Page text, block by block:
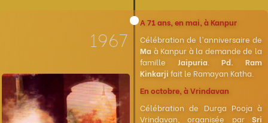
1967
A 71 ans, en mai, à Kanpur
Célébration de l'anniversaire de
Ma à Kanpur à la demande de la
famille Jaipuria.Pd. Ram
Kinkarji fait le Ramayan Katha.
En octobre, à Vrindavan
Célébration de Durga Pooja à
Vrindavan, organisée par Sri